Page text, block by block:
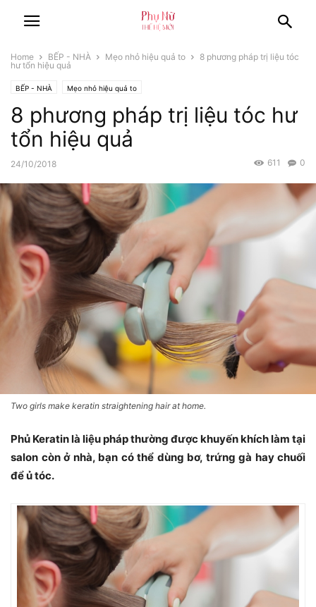
Home BẾP - NHÀ Mẹo nhỏ hiệu quả to
8 phương pháp trị liệu tóc
hư tổn hiệu quả
BẾP - NHÀ Mẹo nhỏ hiệu quả to
8 phương pháp trị liệu tóc hư
tổn hiệu quả
24/10/2018 0
611
Two girls make keratin straightening hair at home.
Phủ Keratin là liệu pháp thường được khuyến khích làm tại
salon còn ở nhà, bạn có thể dùng bơ, trứng gà hay chuối
để ủ tóc.